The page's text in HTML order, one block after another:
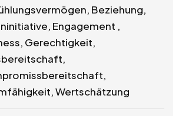
Beziehung,
Engagement ,
Gerechtigkeit,
Wertschätzung